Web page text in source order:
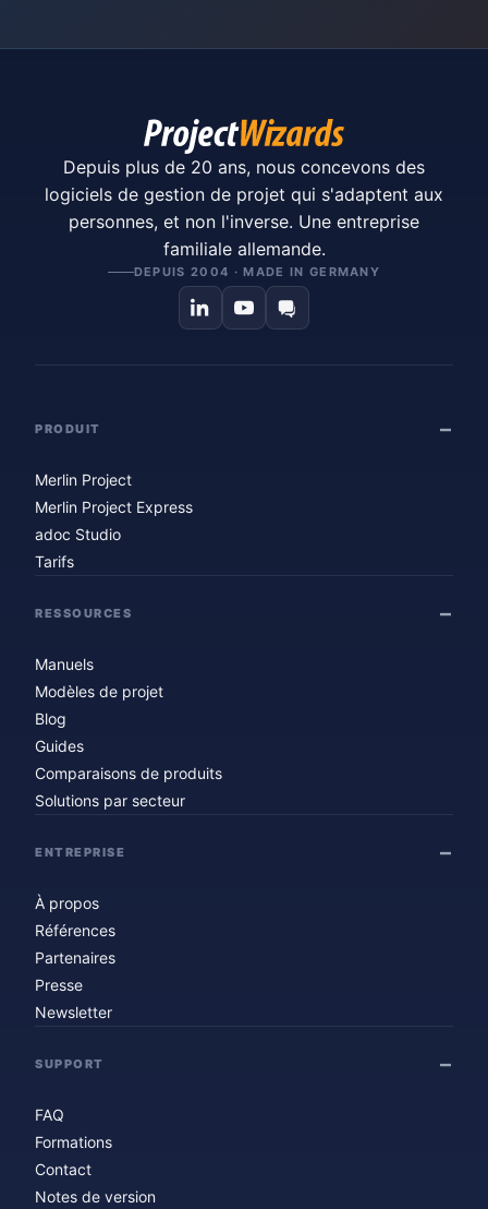
Depuis plus de 20 ans, nous concevons des
logiciels de gestion de projet qui s'adaptent aux
personnes, et non l'inverse. Une entreprise
familiale allemande.
DEPUIS 2004 · MADE IN GERMANY
PRODUIT
Merlin Project
Merlin Project Express
adoc Studio
Tarifs
RESSOURCES
Manuels
Modèles de projet
Blog
Guides
Comparaisons de produits
Solutions par secteur
ENTREPRISE
À propos
Références
Partenaires
Presse
Newsletter
SUPPORT
FAQ
Formations
Contact
Notes de version